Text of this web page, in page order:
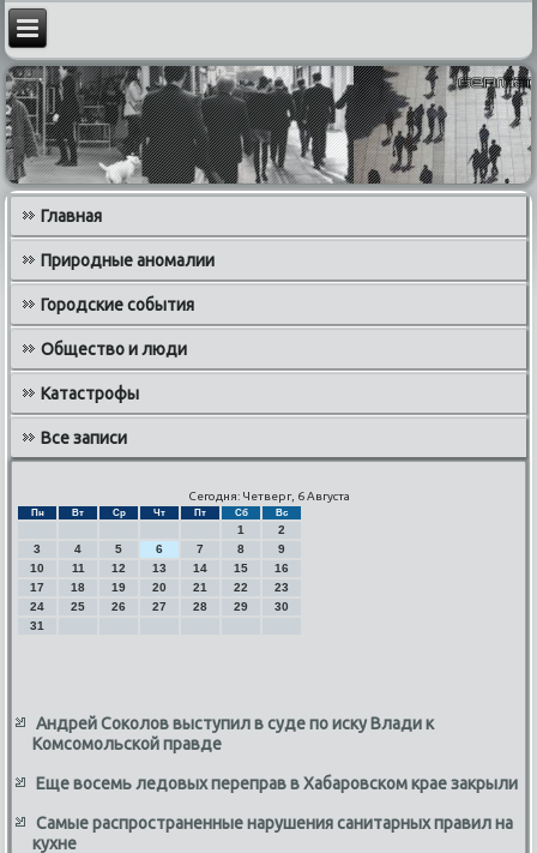
Главная
Природные аномалии
Городские события
Общество и люди
Катастрофы
Все записи
Сегодня: Четверг, 6 Августа
Пн Вт Ср Чт Пт Сб Вс
1
2
3
4 5 6 7 8
9
10
11 12 13 14 15
16
17
18 19 20 21 22
23
24
25 26 27 28 29
30
31
Андрей Соколов выступил в суде по иску Влади к
Комсомольской правде
Еще восемь ледовых переправ в Хабаровском крае закрыли
Самые распространенные нарушения санитарных правил на
кухне